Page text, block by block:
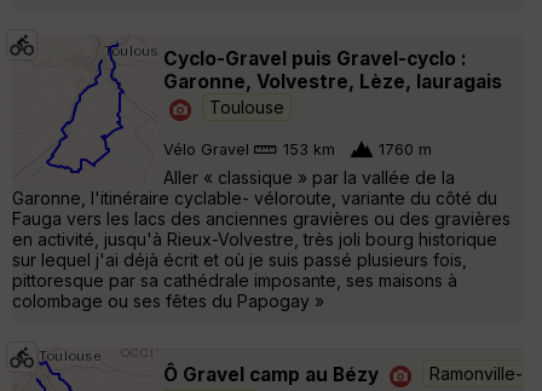
Cyclo-Gravel puis Gravel-cyclo :
Garonne, Volvestre, Lèze, lauragais
Toulouse
Vélo Gravel 153 km 1760 m
Aller « classique » par la vallée de la
Garonne, l'itinéraire cyclable- véloroute, variante du côté du
Fauga vers les lacs des anciennes gravières ou des gravières
en activité, jusqu'à Rieux-Volvestre, très joli bourg historique
sur lequel j'ai déjà écrit et où je suis passé plusieurs fois,
pittoresque par sa cathédrale imposante, ses maisons à
colombage ou ses fêtes du Papogay »
Ô Gravel camp au Bézy
Ramonville-